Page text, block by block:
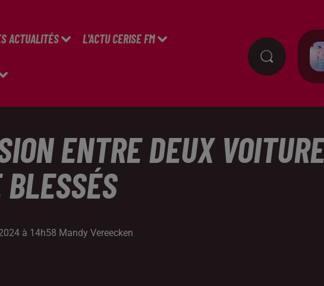
ACTUALITÉS L'ACTU CERISE FM
ENTRE DEUX
à 14h58 Mandy Vereecken